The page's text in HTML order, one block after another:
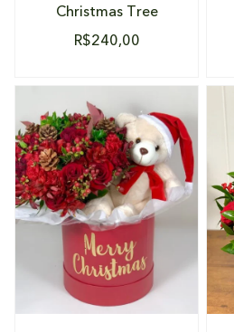
Christmas Tree
R$240,00
DETALHES